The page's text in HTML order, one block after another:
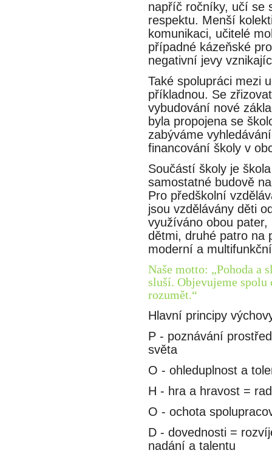
napříč ročníky, učí se
respektu. Menší
komunikaci, učitelé
případné kázeňské
negativní jevy
Také spolupráci mezi
příkladnou. Se
vybudování nové
byla propojena se
zabýváme
financování školy v
Součástí školy je
samostatné budově
Pro předškolní
jsou vzdělávány děti
využíváno obou
dětmi, druhé patro na
moderní a
Naše motto: „Pohoda a
sluší. Objevujeme spolu
rozumět.“
Hlavní principy
P - poznávání
světa
O - ohleduplnost a
H - hra a hravost =
O - ochota
D - dovednosti =
nadání a talentu